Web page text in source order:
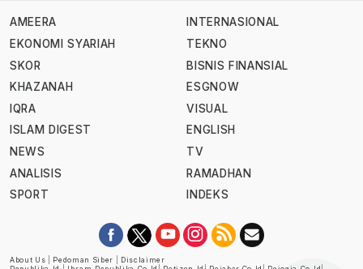
AMEERA
EKONOMI SYARIAH
SKOR
KHAZANAH
IQRA
ISLAM DIGEST
NEWS
ANALISIS
SPORT
INTERNASIONAL
TEKNO
BISNIS FINANSIAL
ESGNOW
VISUAL
ENGLISH
TV
RAMADHAN
INDEKS
About Us Pedoman Siber
Disclaimer